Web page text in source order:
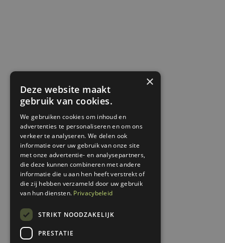
×
Deze website maakt
gebruik van cookies.
We gebruiken cookies om inhoud en
advertenties te personaliseren en om ons
verkeer te analyseren. We delen ook
informatie over uw gebruik van onze site
met onze advertentie- en analysepartners,
die deze kunnen combineren met andere
informatie die u aan hen heeft verstrekt of
die zij hebben verzameld door uw gebruik
van hun diensten. Privacybeleid
STRIKT NOODZAKELIJK
PRESTATIE